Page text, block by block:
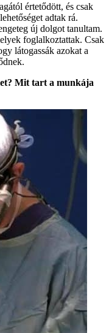
értetődött, és csak
adtak rá.
új dolgot tanultam.
foglalkoztattak. Csak
látogassák azokat a
Mit tart a munkája